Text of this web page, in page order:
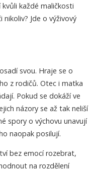
každé maličkosti
Jde o výživový
svou. Hraje se o
z rodičů. Otec i matka
Pokud se dokáží ve
názory se až tak neliší
spory o výchovu unavují
naopak posilují.
bez emocí rozebrat,
na rozdělení